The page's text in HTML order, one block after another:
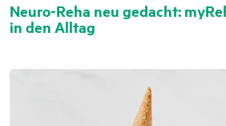
Neuro-Reha neu gedacht:
in den Alltag